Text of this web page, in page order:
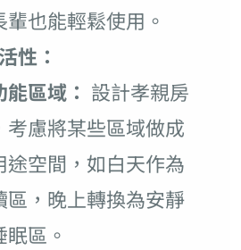
輩也能輕鬆使用。
性：
能區域： 設計孝親房
考慮將某些區域做成
途空間，如白天作為
區，晚上轉換為安靜
眠區。